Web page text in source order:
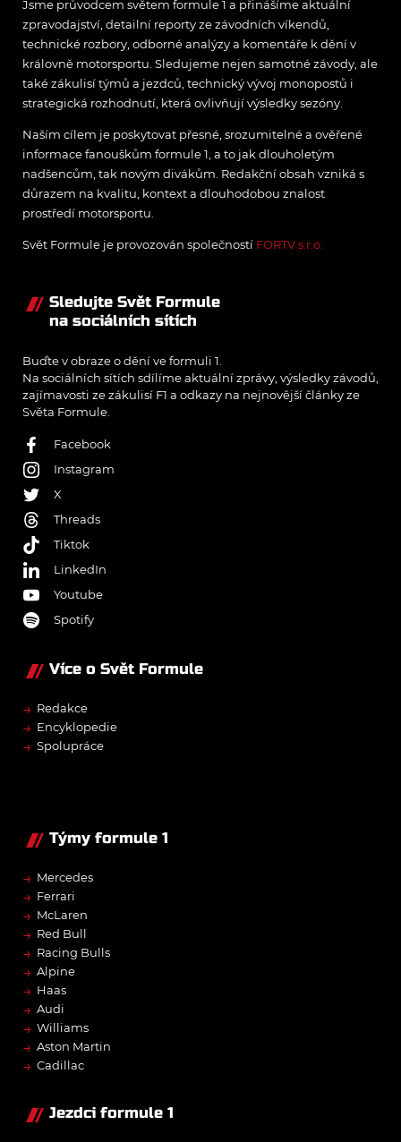
Jsme průvodcem světem formule 1 a přinášíme aktuální
zpravodajství, detailní reporty ze závodních víkendů,
technické rozbory, odborné analýzy a komentáře k dění v
královně motorsportu. Sledujeme nejen samotné závody, ale
také zákulisí týmů a jezdců, technický vývoj monopostů i
strategická rozhodnutí, která ovlivňují výsledky sezóny.
Naším cílem je poskytovat přesné, srozumitelné a ověřené
informace fanouškům formule 1, a to jak dlouholetým
nadšencům, tak novým divákům. Redakční obsah vzniká s
důrazem na kvalitu, kontext a dlouhodobou znalost
prostředí motorsportu.
Svět Formule je provozován společností FORTV s.r.o.
Sledujte Svět Formule
na sociálních sítích
Buďte v obraze o dění ve formuli 1.
Na sociálních sítích sdílíme aktuální zprávy, výsledky závodů,
zajímavosti ze zákulisí F1 a odkazy na nejnovější články ze
Světa Formule.
Facebook
Instagram
X
Threads
Tiktok
LinkedIn
Youtube
Spotify
Více o Svět Formule
→ Redakce
→ Encyklopedie
→ Spolupráce
Týmy formule 1
→ Mercedes
→ Ferrari
→ McLaren
→ Red Bull
→ Racing Bulls
→ Alpine
→ Haas
→ Audi
→ Williams
→ Aston Martin
→ Cadillac
Jezdci formule 1